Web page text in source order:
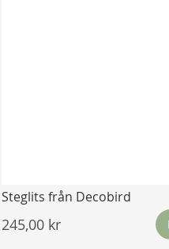
Steglits från Decobird
245,00 kr